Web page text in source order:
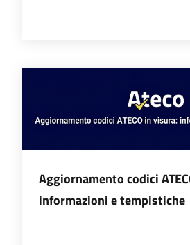
Aggiornamento codici
informazioni e tempistiche